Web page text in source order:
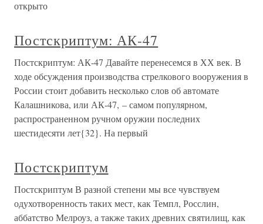
открыто
Постскриптум: АК-47
Постскриптум: АК-47 Давайте перенесемся в ХХ век. В
ходе обсуждения производства стрелкового вооружения в
России стоит добавить несколько слов об автомате
Калашникова, или АК-47, – самом популярном,
распространенном ручном оружии последних
шестидесяти лет{32}. На первый
Постскриптум
Постскриптум В разной степени мы все чувствуем
одухотворенность таких мест, как Темпл, Росслин,
аббатство Мелроуз, а также таких древних святилищ, как